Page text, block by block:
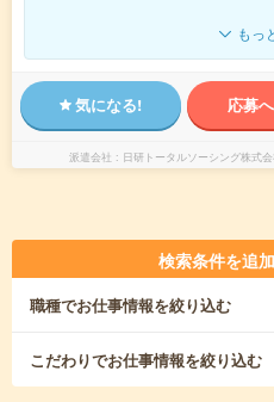
もっ
気になる! 応募
派遣会社 日研トータルソーシング株
検索条件を追
職種でお仕事情報を絞り込む
こだわりでお仕事情報を絞り込む